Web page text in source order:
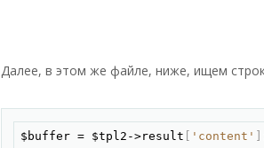
Далее, в этом же файле, ниже, ищем
$buffer = $tpl2->result 'content'